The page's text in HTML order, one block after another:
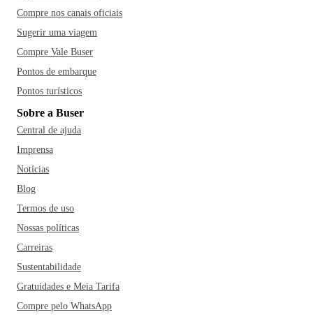
Compre nos canais oficiais
Sugerir uma viagem
Compre Vale Buser
Pontos de embarque
Pontos turísticos
Sobre a Buser
Central de ajuda
Imprensa
Notícias
Blog
Termos de uso
Nossas políticas
Carreiras
Sustentabilidade
Gratuidades e Meia Tarifa
Compre pelo WhatsApp